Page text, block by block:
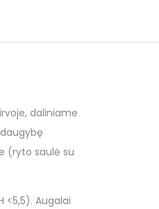
daliniame
(ryto saulė su
Augalai